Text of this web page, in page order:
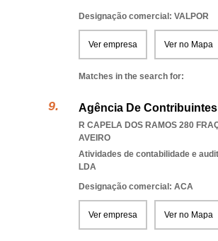
Designação comercial: VALPOR
Ver empresa Ver no Mapa
Matches in the search for:
Agência De
R CAPELA DOS RAMOS 280
AVEIRO
Atividades de contabilidade e
LDA
Designação comercial: ACA
Ver empresa Ver no Mapa